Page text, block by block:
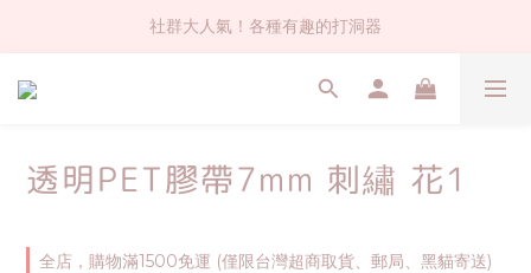
社群大人氣！各種有趣的打洞器
社群大人氣！各種有趣的打洞器
超值$59人氣日本製貼紙！還不買爆
社群大人氣！各種有趣的打洞器
透明PET膠帶7mm 刺繡 花1
全店，購物滿1500免運 (僅限台灣超商取貨、郵局、黑貓寄送)